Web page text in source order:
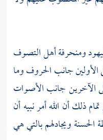
ومنحرفةأهل التصوف
جانب الحروف وما
الآخرين جانب الأصوات
ذلك أن الله أمر نبيه أن
الحسنة ويجادلهم بالتي هي